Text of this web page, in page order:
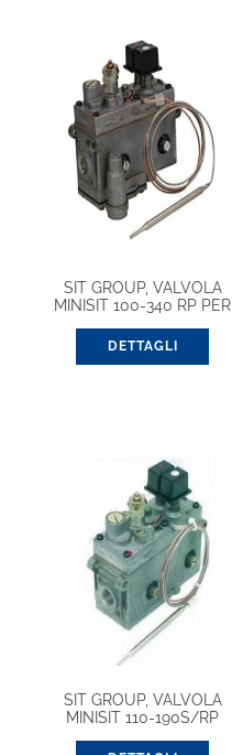
SIT GROUP, VALVOLA
MINISIT 100-340 RP PER
DETTAGLI
SIT GROUP, VALVOLA
MINISIT 110-190S/RP